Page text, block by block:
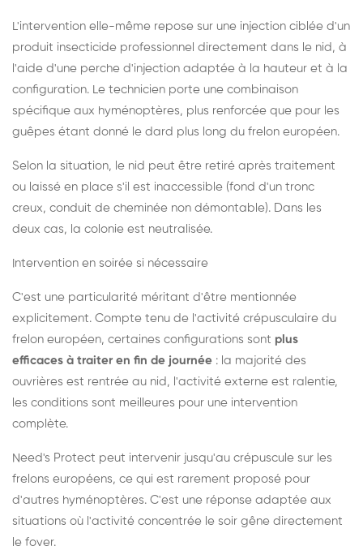
L'intervention elle-même repose sur une injection ciblée d'un
produit insecticide professionnel directement dans le nid, à
l'aide d'une perche d'injection adaptée à la hauteur et à la
configuration. Le technicien porte une combinaison
spécifique aux hyménoptères, plus renforcée que pour les
guêpes étant donné le dard plus long du frelon européen.
Selon la situation, le nid peut être retiré après traitement
ou laissé en place s'il est inaccessible (fond d'un tronc
creux, conduit de cheminée non démontable). Dans les
deux cas, la colonie est neutralisée.
Intervention en soirée si nécessaire
C'est une particularité méritant d'être mentionnée
explicitement. Compte tenu de l'activité crépusculaire du
frelon européen, certaines configurations sont plus
efficaces à traiter en fin de journée : la majorité des
ouvrières est rentrée au nid, l'activité externe est ralentie,
les conditions sont meilleures pour une intervention
complète.
Need's Protect peut intervenir jusqu'au crépuscule sur les
frelons européens, ce qui est rarement proposé pour
d'autres hyménoptères. C'est une réponse adaptée aux
situations où l'activité concentrée le soir gêne directement
le foyer.